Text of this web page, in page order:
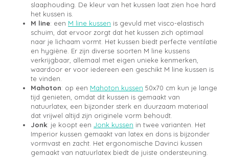
slaaphouding. De kleur van het kussen laat zien hoe hard
het kussen is.
M line: een M line kussen is gevuld met visco-elastisch
schuim, dat ervoor zorgt dat het kussen zich optimaal
naar je lichaam vormt. Het kussen biedt perfecte ventilatie
en hygiëne. Er zijn diverse soorten M line kussens
verkrijgbaar, allemaal met eigen unieke kenmerken,
waardoor er voor iedereen een geschikt M line kussen is
te vinden.
Mahoton: op een Mahoton kussen 50x70 cm kun je lange
tijd genieten, omdat dit kussen is gemaakt van
natuurlatex, een bijzonder sterk en duurzaam materiaal
dat vrijwel altijd zijn originele vorm behoudt.
Jonk: je koopt een Jonk kussen in twee varianten. Het
Imperior kussen gemaakt van latex en dons is bijzonder
vormvast en zacht. Het ergonomische Davinci kussen
gemaakt van natuurlatex biedt de juiste ondersteuning.